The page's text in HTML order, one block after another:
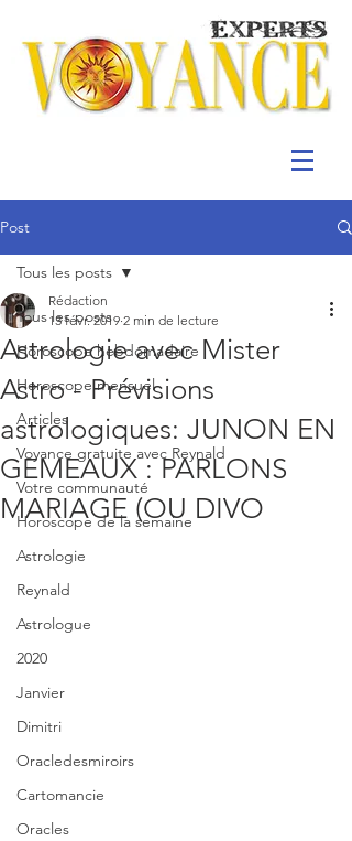
Post
Tous les posts
Horoscope hebdomadaire
Horoscope mensuel
Articles
Voyance gratuite avec Reynald
Votre communauté
Horoscope de la semaine
Astrologie
Reynald
Astrologue
2020
Janvier
Dimitri
Oracledesmiroirs
Cartomancie
Oracles
Tous les posts
Astrologie avec Mister
Astro - Prévisions
astrologiques: JUNON EN
GEMEAUX : PARLONS
MARIAGE (OU DIVO
Rédaction
13 févr. 2019 2 min de lecture